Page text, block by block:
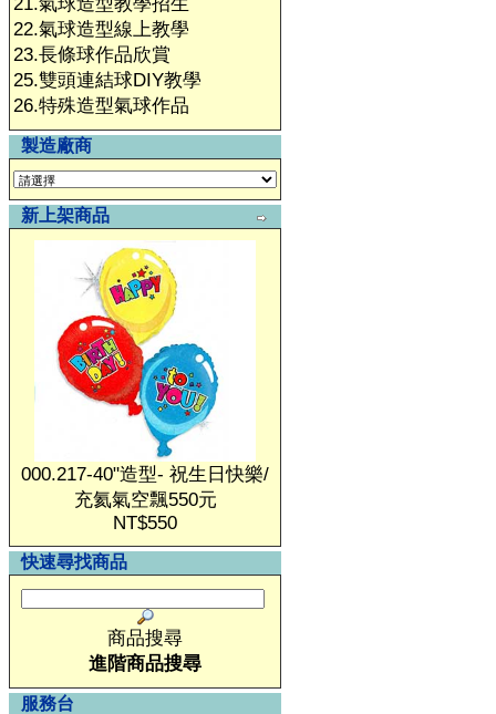
22.氣球造型線上教學
23.長條球作品欣賞
25.雙頭連結球DIY教學
26.特殊造型氣球作品
製造廠商
新上架商品
000.217-40"造型- 祝生日快樂/
充氦氣空飄550元
NT$550
快速尋找商品
商品搜尋
進階商品搜尋
服務台